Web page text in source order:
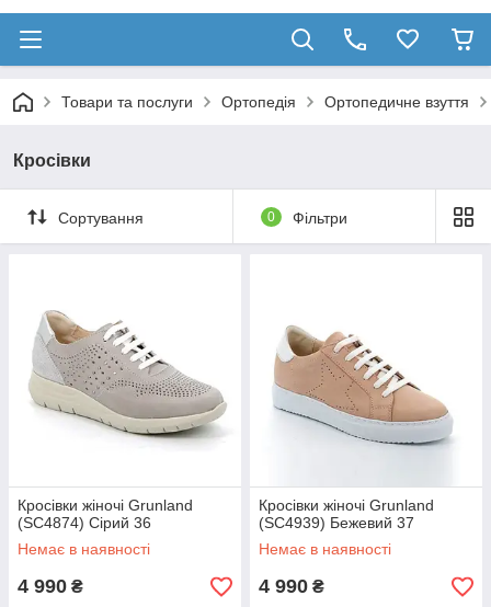
Товари та послуги Ортопедія Ортопедичне взуття
Кросівки
Сортування 0 Фільтри
Кросівки жіночі Grunland
(SC4874) Сірий 36
Немає в наявності
4 990 ₴
Кросівки жіночі Grunland
(SC4939) Бежевий 37
Немає в наявності
4 990 ₴